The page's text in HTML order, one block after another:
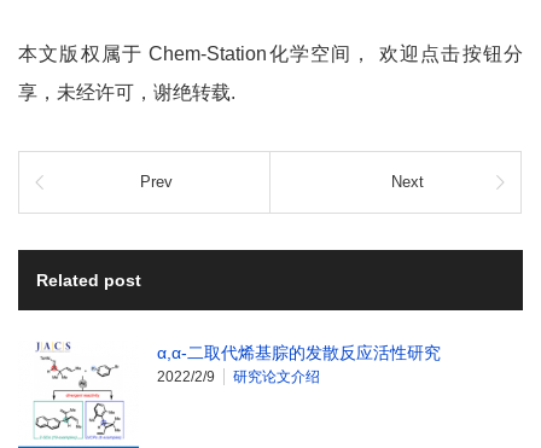
本文版权属于 Chem-Station化学空间， 欢迎点击按钮分
享，未经许可，谢绝转载.
Prev Next
Related post
α,α-二取代烯基腙的发散反应活性研究
2022/2/9 研究论文介绍